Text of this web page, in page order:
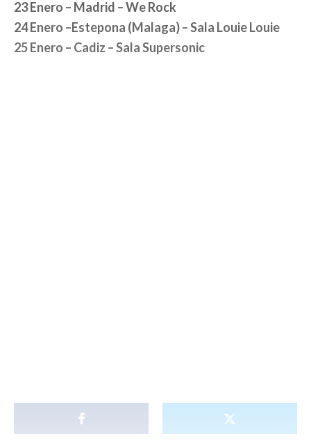
23 Enero – Madrid – We Rock
24 Enero –Estepona (Malaga) – Sala Louie Louie
25 Enero – Cadiz – Sala Supersonic